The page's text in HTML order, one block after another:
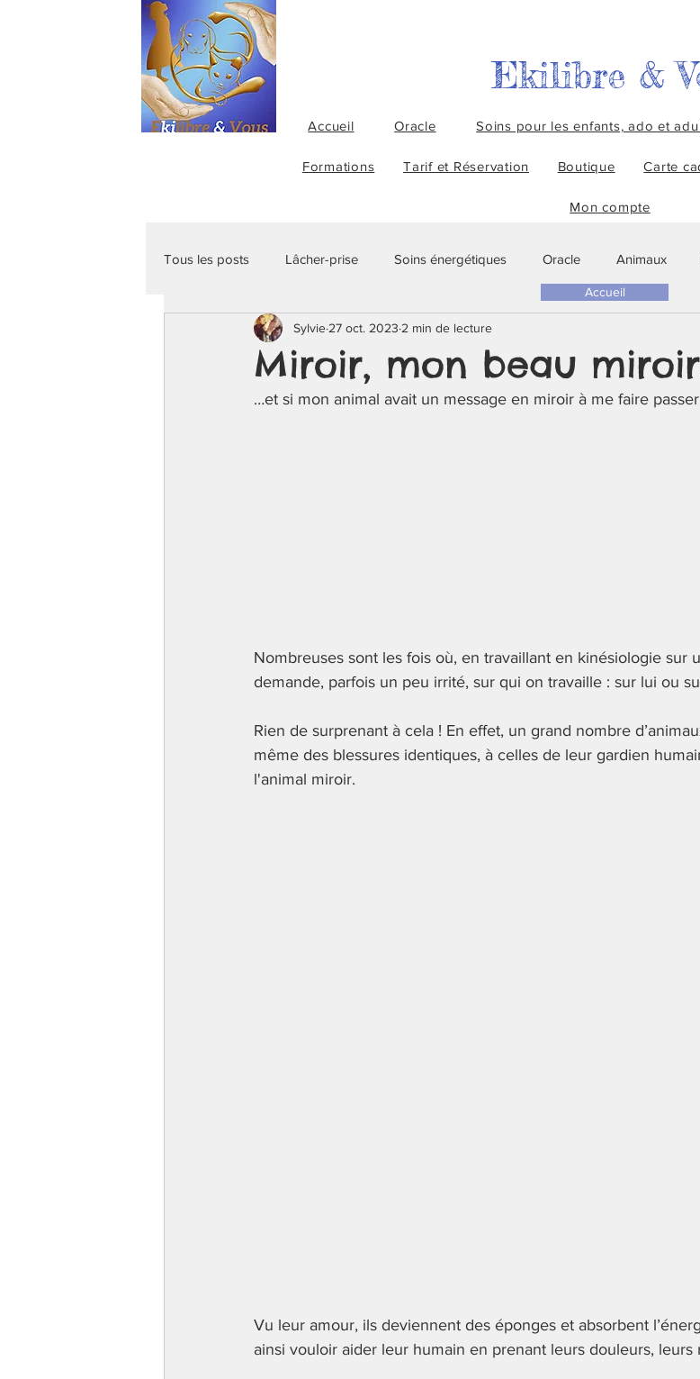
Ekilibre &
Accueil Oracle Soins pour les enfants, ado et
Formations Tarif et Réservation Boutique Carte
Mon compte
Tous les posts Lâcher-prise Soins énergétiques Oracle Animaux
Soins alternatifs Maladie Conseils de comportementaliste
Fleurs de Bach Formation Communication animale Reiki animalier
Miroir, mon beau
Sylvie 27 oct. 2023 2 min de lecture
…et si mon animal avait un message en miroir à me faire
Nombreuses sont les fois où, en travaillant en kinésiologie sur
demande, parfois un peu irrité, sur qui on travaille : sur lui ou
Rien de surprenant à cela ! En effet, un grand nombre
même des blessures identiques, à celles de leur gardien
l'animal miroir.
Vu leur amour, ils deviennent des éponges et absorbent
ainsi vouloir aider leur humain en prenant leurs douleurs, leurs
Accueil